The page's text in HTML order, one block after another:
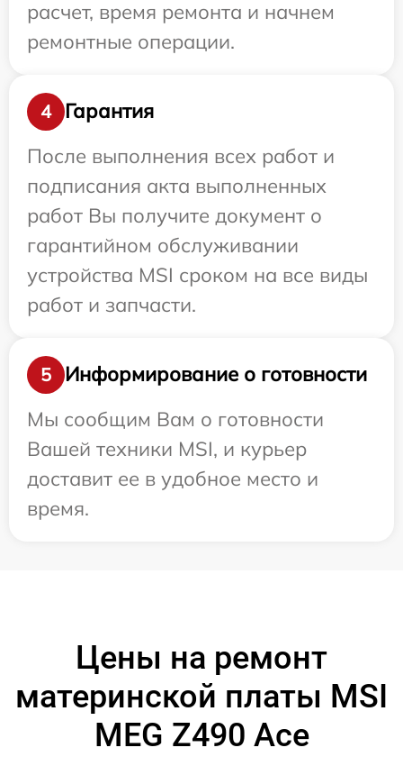
расчет, время ремонта и начнем
ремонтные операции.
4
Гарантия
После выполнения всех работ и
подписания акта выполненных
работ Вы получите документ о
гарантийном обслуживании
устройства MSI сроком на все виды
работ и запчасти.
5
Информирование о готовности
Мы сообщим Вам о готовности
Вашей техники MSI, и курьер
доставит ее в удобное место и
время.
Цены на ремонт
материнской платы MSI
MEG Z490 Ace